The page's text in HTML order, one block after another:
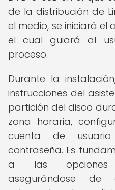
de la distribución de
el medio, se iniciará el
el cual guiará al
proceso.
Durante la
instrucciones del
partición del disco
zona horaria,
cuenta de
contraseña. Es
a las opciones
asegurándose de